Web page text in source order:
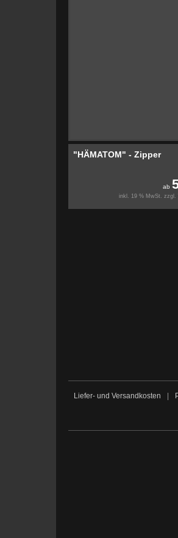
"HÄMATOM" - Zipper
ab
inkl. 19 % MwSt. zzgl.
Liefer- und Versandkosten |